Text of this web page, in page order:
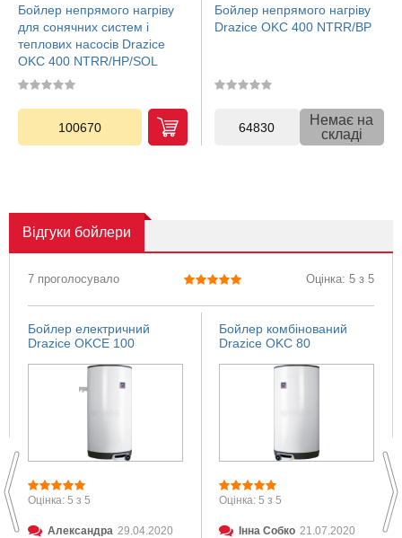
Бойлер непрямого нагріву
для сонячних систем і
теплових насосів Drazice
OKC 400 NTRR/HP/SOL
100670
Бойлер непрямого нагріву
Drazice OKC 400 NTRR/BP
64830
Немає на
складі
Відгуки бойлери
7 проголосувало Оцінка: 5 з 5
Бойлер електричний
Drazice OKCE 100
Оцінка: 5 з 5
Александра 29.04.2020
Бойлер комбінований
Drazice OKC 80
Оцінка: 5 з 5
Інна Собко 21.07.2020